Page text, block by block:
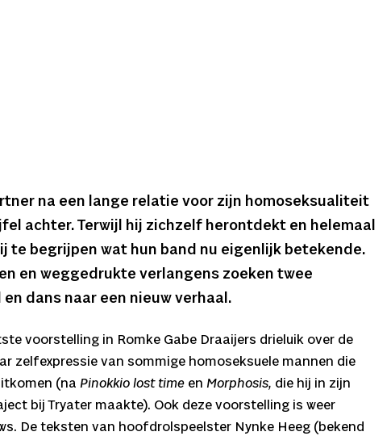
na een lange relatie voor zijn homoseksualiteit
achter. Terwijl hij zichzelf herontdekt en helemaal
te begrijpen wat hun band nu eigenlijk betekende.
en weggedrukte verlangens zoeken twee
dans naar een nieuw verhaal.
voorstelling in Romke Gabe Draaijers drieluik over de
zelfexpressie van sommige homoseksuele mannen die
(na Pinokkio lost time en Morphosis, die hij in zijn
bij Tryater maakte). Ook deze voorstelling is weer
De teksten van hoofdrolspeelster Nynke Heeg (bekend